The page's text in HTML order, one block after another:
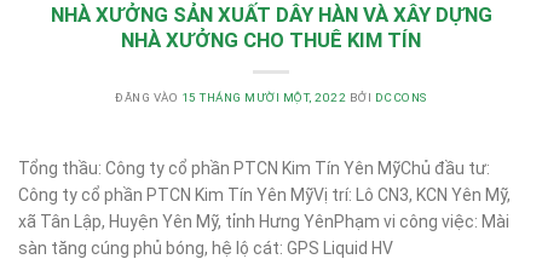
NHÀ XƯỞNG SẢN XUẤT DÂY HÀN VÀ XÂY DỰNG
NHÀ XƯỞNG CHO THUÊ KIM TÍN
ĐĂNG VÀO 15 THÁNG MƯỜI MỘT, 2022 BỞI DCCONS
Tổng thầu: Công ty cổ phần PTCN Kim Tín Yên MỹChủ đầu tư:
Công ty cổ phần PTCN Kim Tín Yên MỹVị trí: Lô CN3, KCN Yên Mỹ,
xã Tân Lập, Huyện Yên Mỹ, tỉnh Hưng YênPhạm vi công việc: Mài
sàn tăng cúng phủ bóng, hệ lộ cát: GPS Liquid HV